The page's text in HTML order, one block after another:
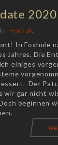
2020
Foxhole
In Foxhole
Jahres. Die
einiges
Der
wir gar nicht
beginnen